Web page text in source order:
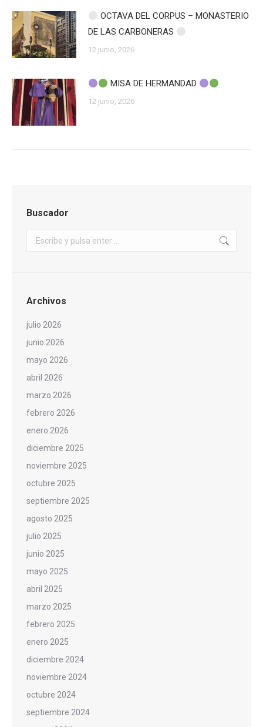
OCTAVA DEL CORPUS – MONASTERIO
DE LAS CARBONERAS
12 junio, 2026
MISA DE HERMANDAD
12 junio, 2026
Buscador
Buscar:
Archivos
julio 2026
junio 2026
mayo 2026
abril 2026
marzo 2026
febrero 2026
enero 2026
diciembre 2025
noviembre 2025
octubre 2025
septiembre 2025
agosto 2025
julio 2025
junio 2025
mayo 2025
abril 2025
marzo 2025
febrero 2025
enero 2025
diciembre 2024
noviembre 2024
octubre 2024
septiembre 2024